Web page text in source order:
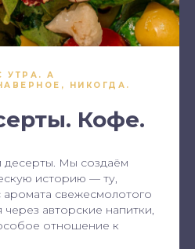
УТРА. А
НИКОГДА.
Кофе.
Мы создаём
историю — ту,
аромата свежесмолотого
авторские напитки,
отношение к